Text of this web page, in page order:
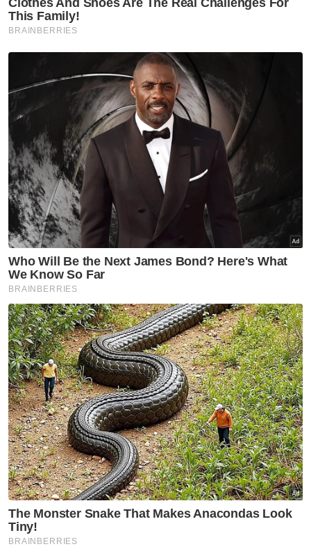
Roti
Gardenia
Harga Naik
Artikel Disyorkan
Nasional
Lima kawasan di Sarawak
catat IPU tidak sihat - JAS
Nasional
RS-2 gariskan 98 inisiatif pacu
Selangor 2030
Nasional
Belia Sabah diseru perkukuh
hubungan dengan Putrajaya